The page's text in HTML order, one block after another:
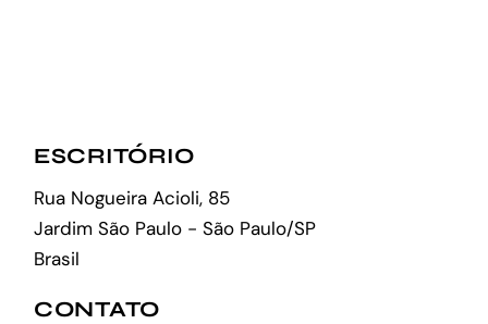
ESCRITÓRIO
Rua Nogueira Acioli, 85
Jardim São Paulo - São Paulo/SP
Brasil
CONTATO